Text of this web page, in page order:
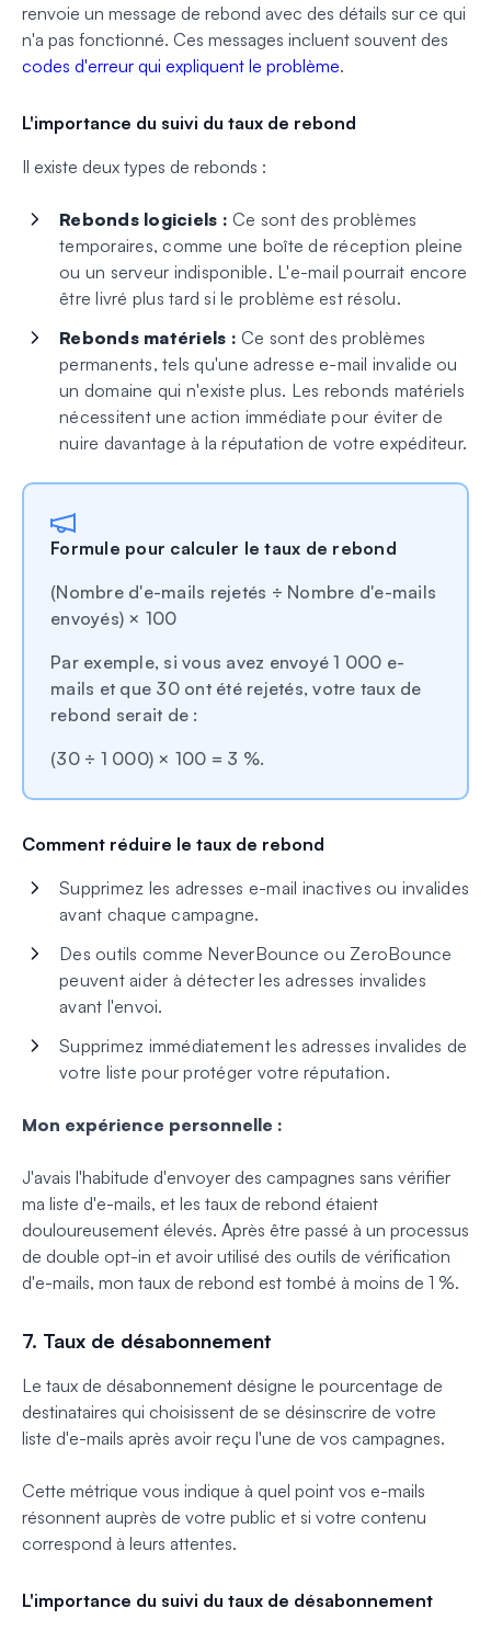
renvoie un message de rebond avec des détails sur ce qui
n'a pas fonctionné. Ces messages incluent souvent des
codes d'erreur qui expliquent le problème.
L'importance du suivi du taux de rebond
Il existe deux types de rebonds :
Rebonds logiciels : Ce sont des problèmes
temporaires, comme une boîte de réception pleine
ou un serveur indisponible. L'e-mail pourrait encore
être livré plus tard si le problème est résolu.
Rebonds matériels : Ce sont des problèmes
permanents, tels qu'une adresse e-mail invalide ou
un domaine qui n'existe plus. Les rebonds matériels
nécessitent une action immédiate pour éviter de
nuire davantage à la réputation de votre expéditeur.
Formule pour calculer le taux de rebond
(Nombre d'e-mails rejetés ÷ Nombre d'e-mails
envoyés) × 100
Par exemple, si vous avez envoyé 1 000 e-
mails et que 30 ont été rejetés, votre taux de
rebond serait de :
(30 ÷ 1 000) × 100 = 3 %.
Comment réduire le taux de rebond
Supprimez les adresses e-mail inactives ou invalides
avant chaque campagne.
Des outils comme NeverBounce ou ZeroBounce
peuvent aider à détecter les adresses invalides
avant l'envoi.
Supprimez immédiatement les adresses invalides de
votre liste pour protéger votre réputation.
Mon expérience personnelle :
J'avais l'habitude d'envoyer des campagnes sans vérifier
ma liste d'e-mails, et les taux de rebond étaient
douloureusement élevés. Après être passé à un processus
de double opt-in et avoir utilisé des outils de vérification
d'e-mails, mon taux de rebond est tombé à moins de 1 %.
7. Taux de désabonnement
Le taux de désabonnement désigne le pourcentage de
destinataires qui choisissent de se désinscrire de votre
liste d'e-mails après avoir reçu l'une de vos campagnes.
Cette métrique vous indique à quel point vos e-mails
résonnent auprès de votre public et si votre contenu
correspond à leurs attentes.
L'importance du suivi du taux de désabonnement